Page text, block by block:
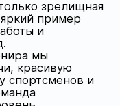
зрелищная
пример
и
мы
красивую
спортсменов и